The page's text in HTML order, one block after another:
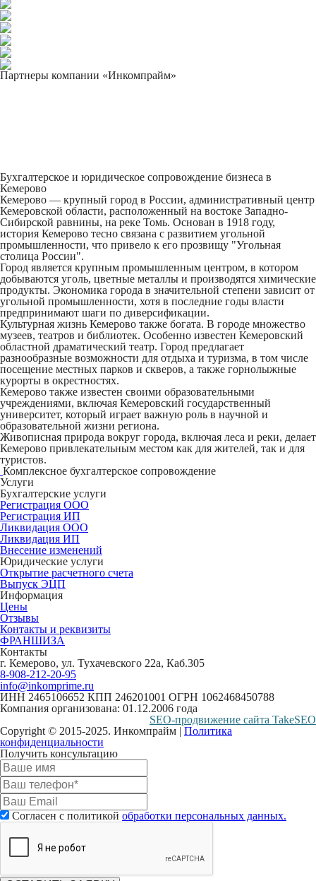
Партнеры компании «Инкомпрайм»
Бухгалтерское и юридическое сопровождение бизнеса в
Кемерово
Кемерово — крупный город в России, административный центр
Кемеровской области, расположенный на востоке Западно-
Сибирской равнины, на реке Томь. Основан в 1918 году,
история Кемерово тесно связана с развитием угольной
промышленности, что привело к его прозвищу "Угольная
столица России".
Город является крупным промышленным центром, в котором
добываются уголь, цветные металлы и производятся химические
продукты. Экономика города в значительной степени зависит от
угольной промышленности, хотя в последние годы власти
предпринимают шаги по диверсификации.
Культурная жизнь Кемерово также богата. В городе множество
музеев, театров и библиотек. Особенно известен Кемеровский
областной драматический театр. Город предлагает
разнообразные возможности для отдыха и туризма, в том числе
посещение местных парков и скверов, а также горнолыжные
курорты в окрестностях.
Кемерово также известен своими образовательными
учреждениями, включая Кемеровский государственный
университет, который играет важную роль в научной и
образовательной жизни региона.
Живописная природа вокруг города, включая леса и реки, делает
Кемерово привлекательным местом как для жителей, так и для
туристов.
Комплексное бухгалтерское сопровождение
Услуги
Бухгалтерские услуги
Регистрация ООО
Регистрация ИП
Ликвидация ООО
Ликвидация ИП
Внесение изменений
Юридические услуги
Открытие расчетного счета
Выпуск ЭЦП
Информация
Цены
Отзывы
Контакты и реквизиты
ФРАНШИЗА
Контакты
г. Кемерово, ул. Тухачевского 22а, Каб.305
8-908-212-20-95
info@inkomprime.ru
ИНН 2465106652 КПП 246201001 ОГРН 1062468450788
Компания организована: 01.12.2006 года
SEO-продвижение сайта TakeSEO
Copyright © 2015-2025. Инкомпрайм | Политика
конфиденциальности
Получить консультацию
Согласен с политикой обработки персональных данных.